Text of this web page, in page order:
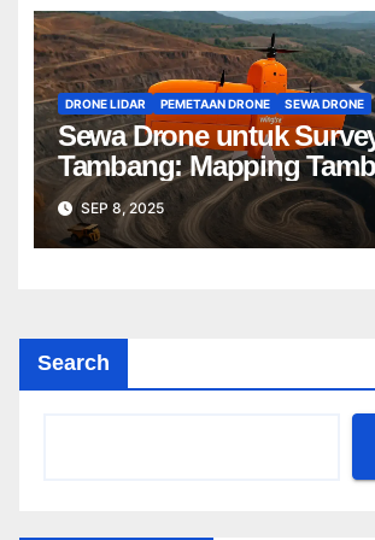
DRONE LIDAR PEMETAAN DRONE SEWA DRONE
Sewa Drone untuk
Tambang: Mapping
Profesional Lebih Cepat
SEP 8, 2025
Search